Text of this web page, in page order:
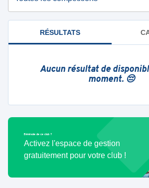
RÉSULTATS
Aucun résultat de
moment. 😔
Bénévole de ce club ?
Activez l'espace de gestion
gratuitement pour votre club !